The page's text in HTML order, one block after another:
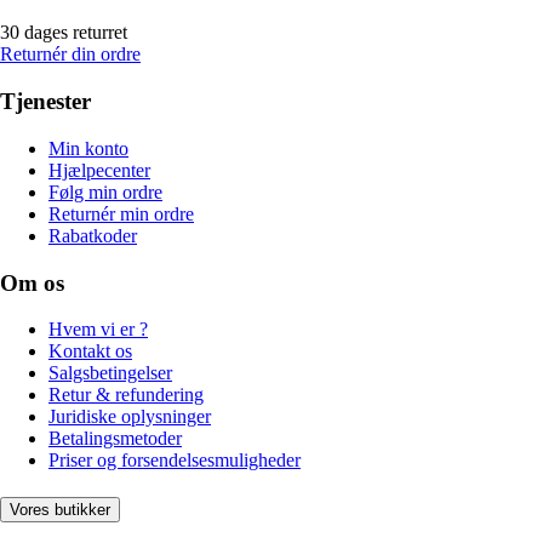
30 dages returret
Returnér din ordre
Tjenester
Min konto
Hjælpecenter
Følg min ordre
Returnér min ordre
Rabatkoder
Om os
Hvem vi er ?
Kontakt os
Salgsbetingelser
Retur & refundering
Juridiske oplysninger
Betalingsmetoder
Priser og forsendelsesmuligheder
Vores butikker